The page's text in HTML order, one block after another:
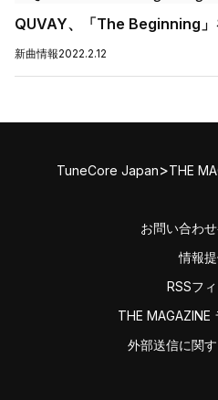
QUVAY、「The Beginning」
新曲情報2022.2.12
TuneCore Japan>THE
お問い合わ
情報
RSSフ
THE MAGAZINE
外部送信に関